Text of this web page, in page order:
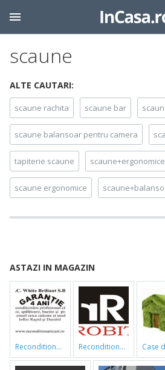
scaune
ALTE CAUTARI:
scaune rachita scaune bar
scaune balansoar pentru camera
tapiterie scaune scaune+ergonomice
scaune ergonomice
ASTAZI IN MAGAZIN
reconditionari cazi de baie reconditionari cazi de baie case din